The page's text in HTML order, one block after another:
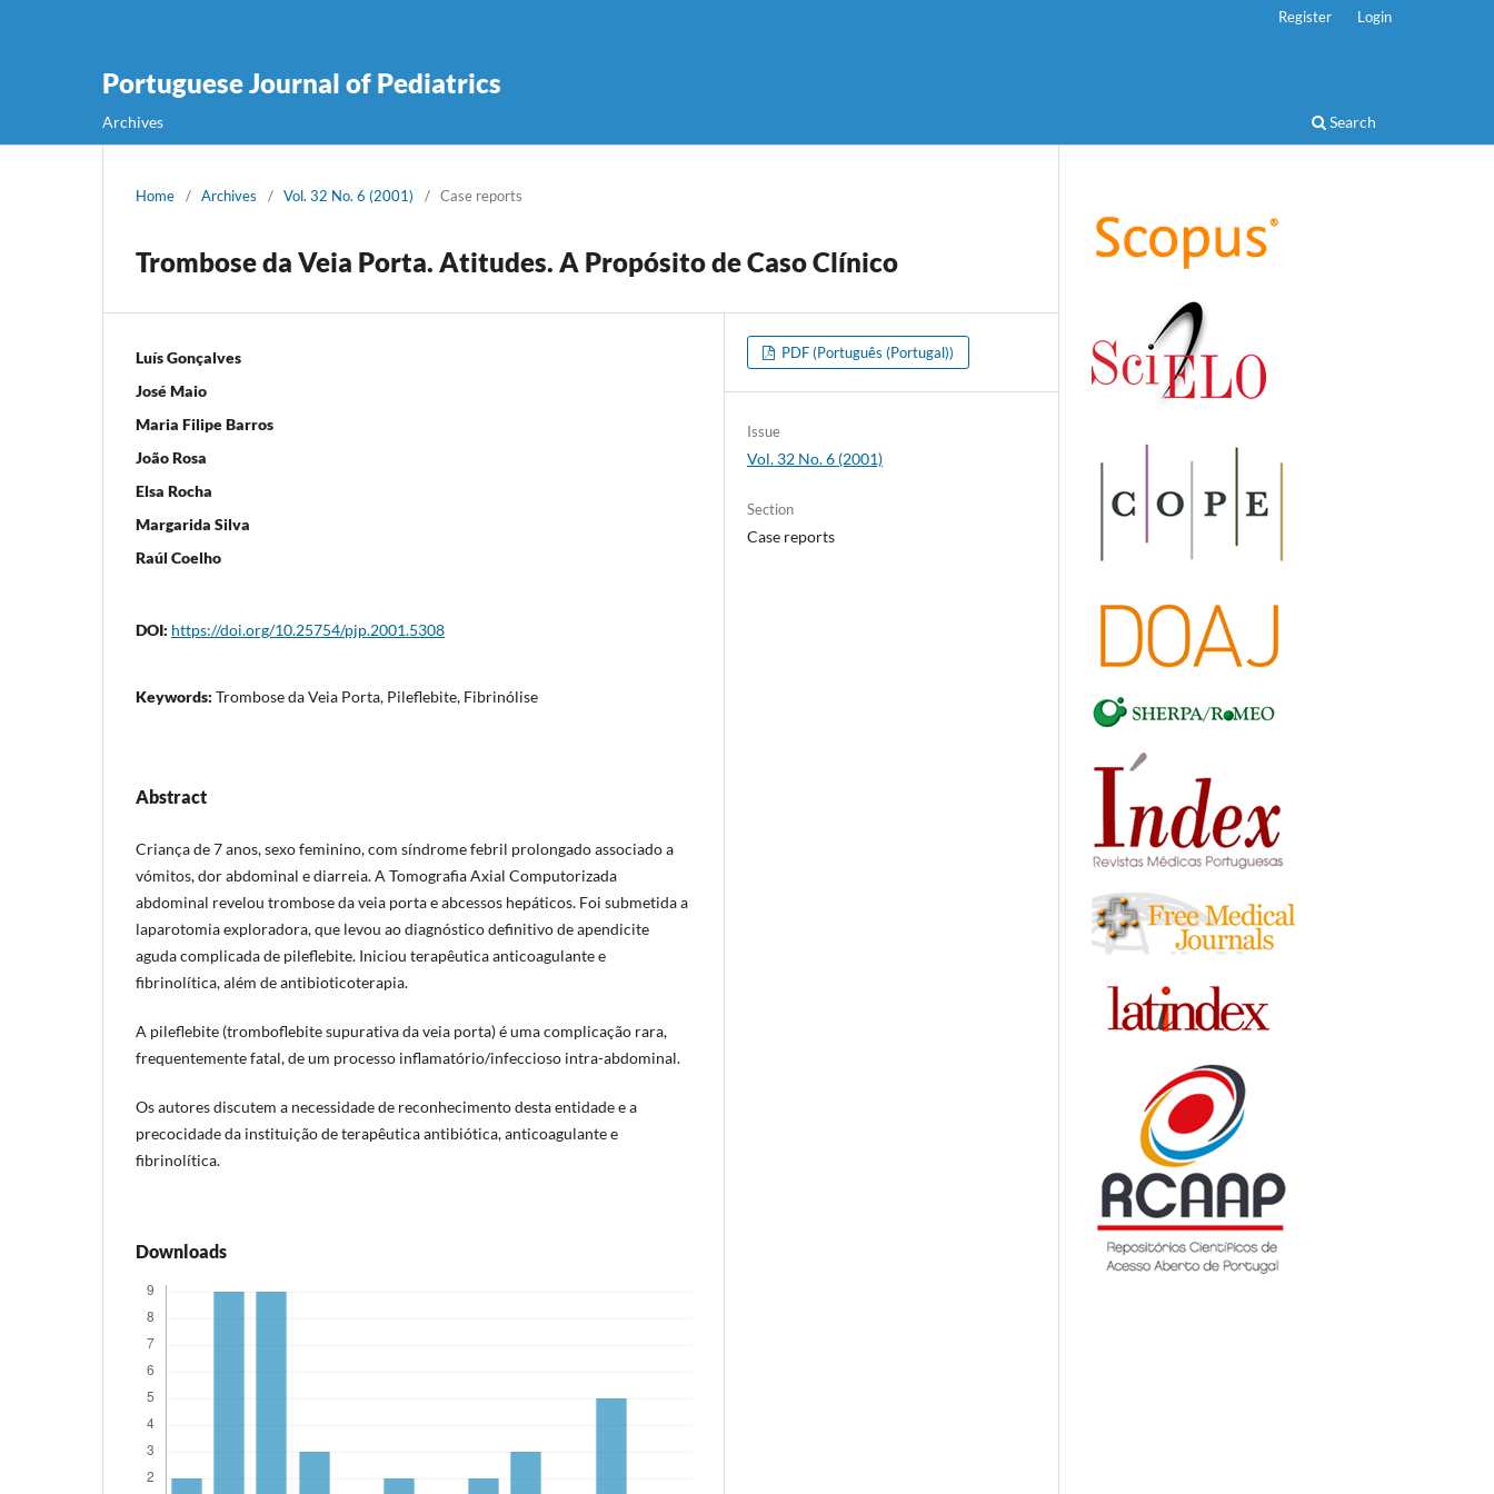
Portuguese Journal of Pediatrics
Archives Search
Register Login
Home / Archives / Vol. 32 No. 6 (2001) / Case reports
Trombose da Veia Porta. Atitudes. A Propósito de Caso Clínico
Luís Gonçalves
José Maio
Maria Filipe Barros
João Rosa
Elsa Rocha
Margarida Silva
Raúl Coelho
DOI: https://doi.org/10.25754/pjp.2001.5308
Keywords: Trombose da Veia Porta, Pileflebite, Fibrinólise
Abstract
Criança de 7 anos, sexo feminino, com síndrome febril prolongado associado a
vómitos, dor abdominal e diarreia. A Tomografia Axial Computorizada
abdominal revelou trombose da veia porta e abcessos hepáticos. Foi submetida a
laparotomia exploradora, que levou ao diagnóstico definitivo de apendicite
aguda complicada de pileflebite. Iniciou terapêutica anticoagulante e
fibrinolítica, além de antibioticoterapia.
A pileflebite (tromboflebite supurativa da veia porta) é uma complicação rara,
frequentemente fatal, de um processo inflamatório/infeccioso intra-abdominal.
Os autores discutem a necessidade de reconhecimento desta entidade e a
precocidade da instituição de terapêutica antibiótica, anticoagulante e
fibrinolítica.
Downloads
PDF (Português (Portugal))
Issue
Vol. 32 No. 6 (2001)
Section
Case reports